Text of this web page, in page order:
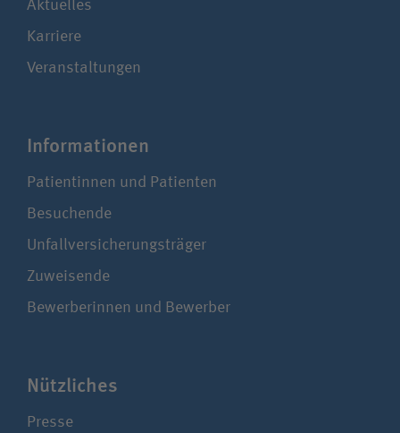
Aktuelles
Karriere
Veranstaltungen
Infor­ma­tionen
Patientinnen und Patienten
Besuchende
Unfallversicherungsträger
Zuweisende
Bewerberinnen und Bewerber
Nützliches
Presse